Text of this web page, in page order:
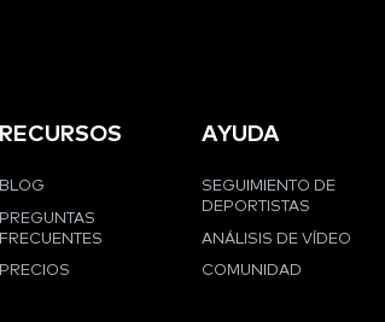
RECURSOS
BLOG
PREGUNTAS
FRECUENTES
PRECIOS
AYUDA
SEGUIMIENTO DE
DEPORTISTAS
ANÁLISIS DE VÍDEO
COMUNIDAD